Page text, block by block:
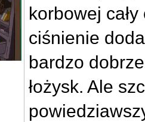
korbowej
ciśnienie
bardzo
łożysk. Ale